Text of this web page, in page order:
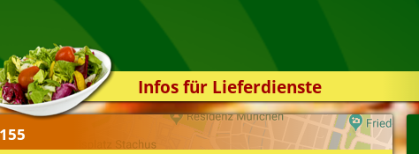
Infos für Lieferdienste
Kassensystem
Zuverlässigkeit